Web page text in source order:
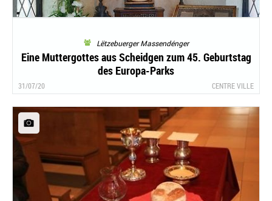
Lëtzebuerger Massendénger
Eine Muttergottes aus Scheidgen zum 45. Geburtstag
des Europa-Parks
31/07/20 CENTRE VILLE